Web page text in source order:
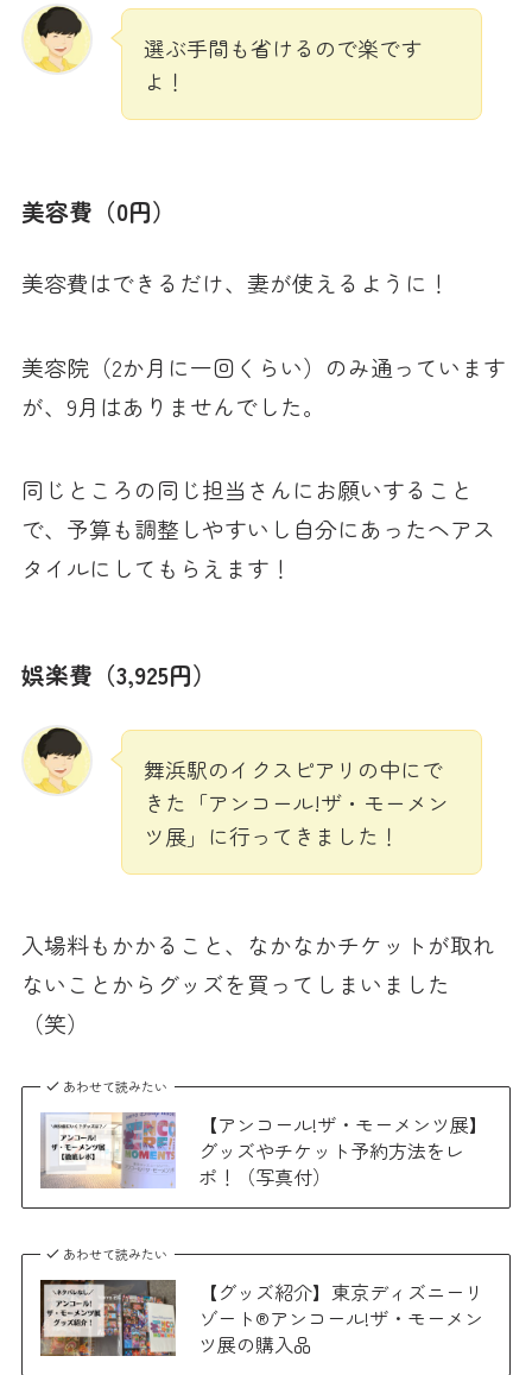
選ぶ手間も省けるので楽です
よ！
美容費（0円）
美容費はできるだけ、妻が使えるように！
美容院（2か月に一回くらい）のみ通っています
が、9月はありませんでした。
同じところの同じ担当さんにお願いすること
で、予算も調整しやすいし自分にあったヘアス
タイルにしてもらえます！
娯楽費（3,925円）
舞浜駅のイクスピアリの中にで
きた「アンコール!ザ・モーメン
ツ展」に行ってきました！
入場料もかかること、なかなかチケットが取れ
ないことからグッズを買ってしまいました
（笑）
あわせて読みたい
【アンコール!ザ・モーメンツ展】
グッズやチケット予約方法をレ
ポ！（写真付）
あわせて読みたい
【グッズ紹介】東京ディズニーリ
ゾート®アンコール!ザ・モーメン
ツ展の購入品